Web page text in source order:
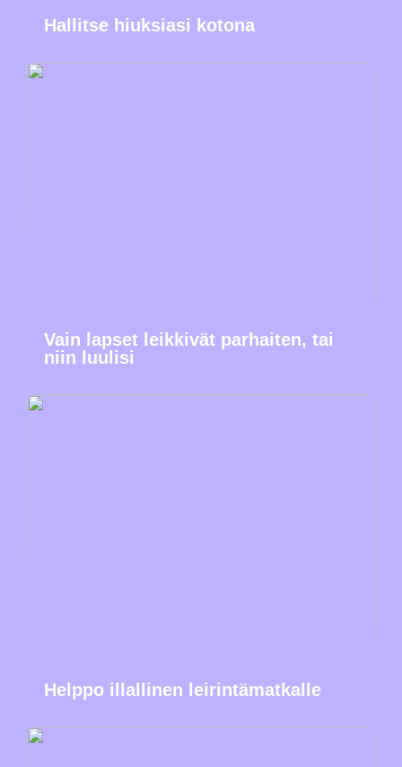
Hallitse hiuksiasi kotona
Vain lapset leikkivät parhaiten, tai
niin luulisi
Helppo illallinen leirintämatkalle